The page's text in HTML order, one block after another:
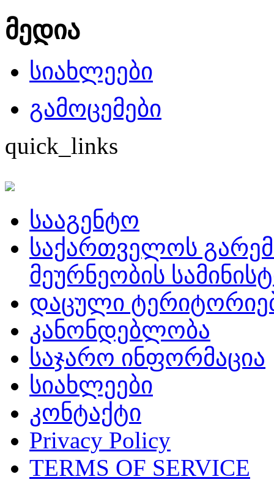
მედია
სიახლეები
გამოცემები
quick_links
სააგენტო
საქართველოს
მეურნეობის
დაცული
კანონდებლობა
საჯარო ინფორმაცია
სიახლეები
კონტაქტი
Privacy Policy
TERMS OF SERVICE